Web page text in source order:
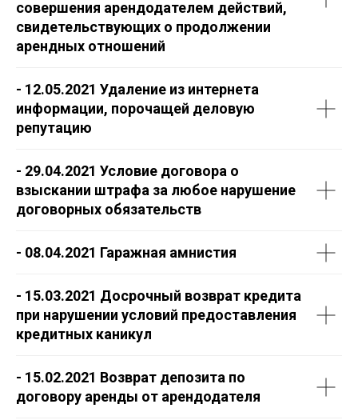
совершения арендодателем действий,
свидетельствующих о продолжении
арендных отношений
- 12.05.2021 Удаление из интернета
информации, порочащей деловую
репутацию
- 29.04.2021 Условие договора о
взыскании штрафа за любое нарушение
договорных обязательств
- 08.04.2021 Гаражная амнистия
- 15.03.2021 Досрочный возврат кредита
при нарушении условий предоставления
кредитных каникул
- 15.02.2021 Возврат депозита по
договору аренды от арендодателя